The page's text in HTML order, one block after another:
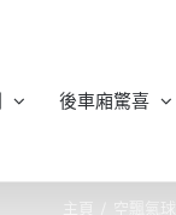
後車廂驚喜